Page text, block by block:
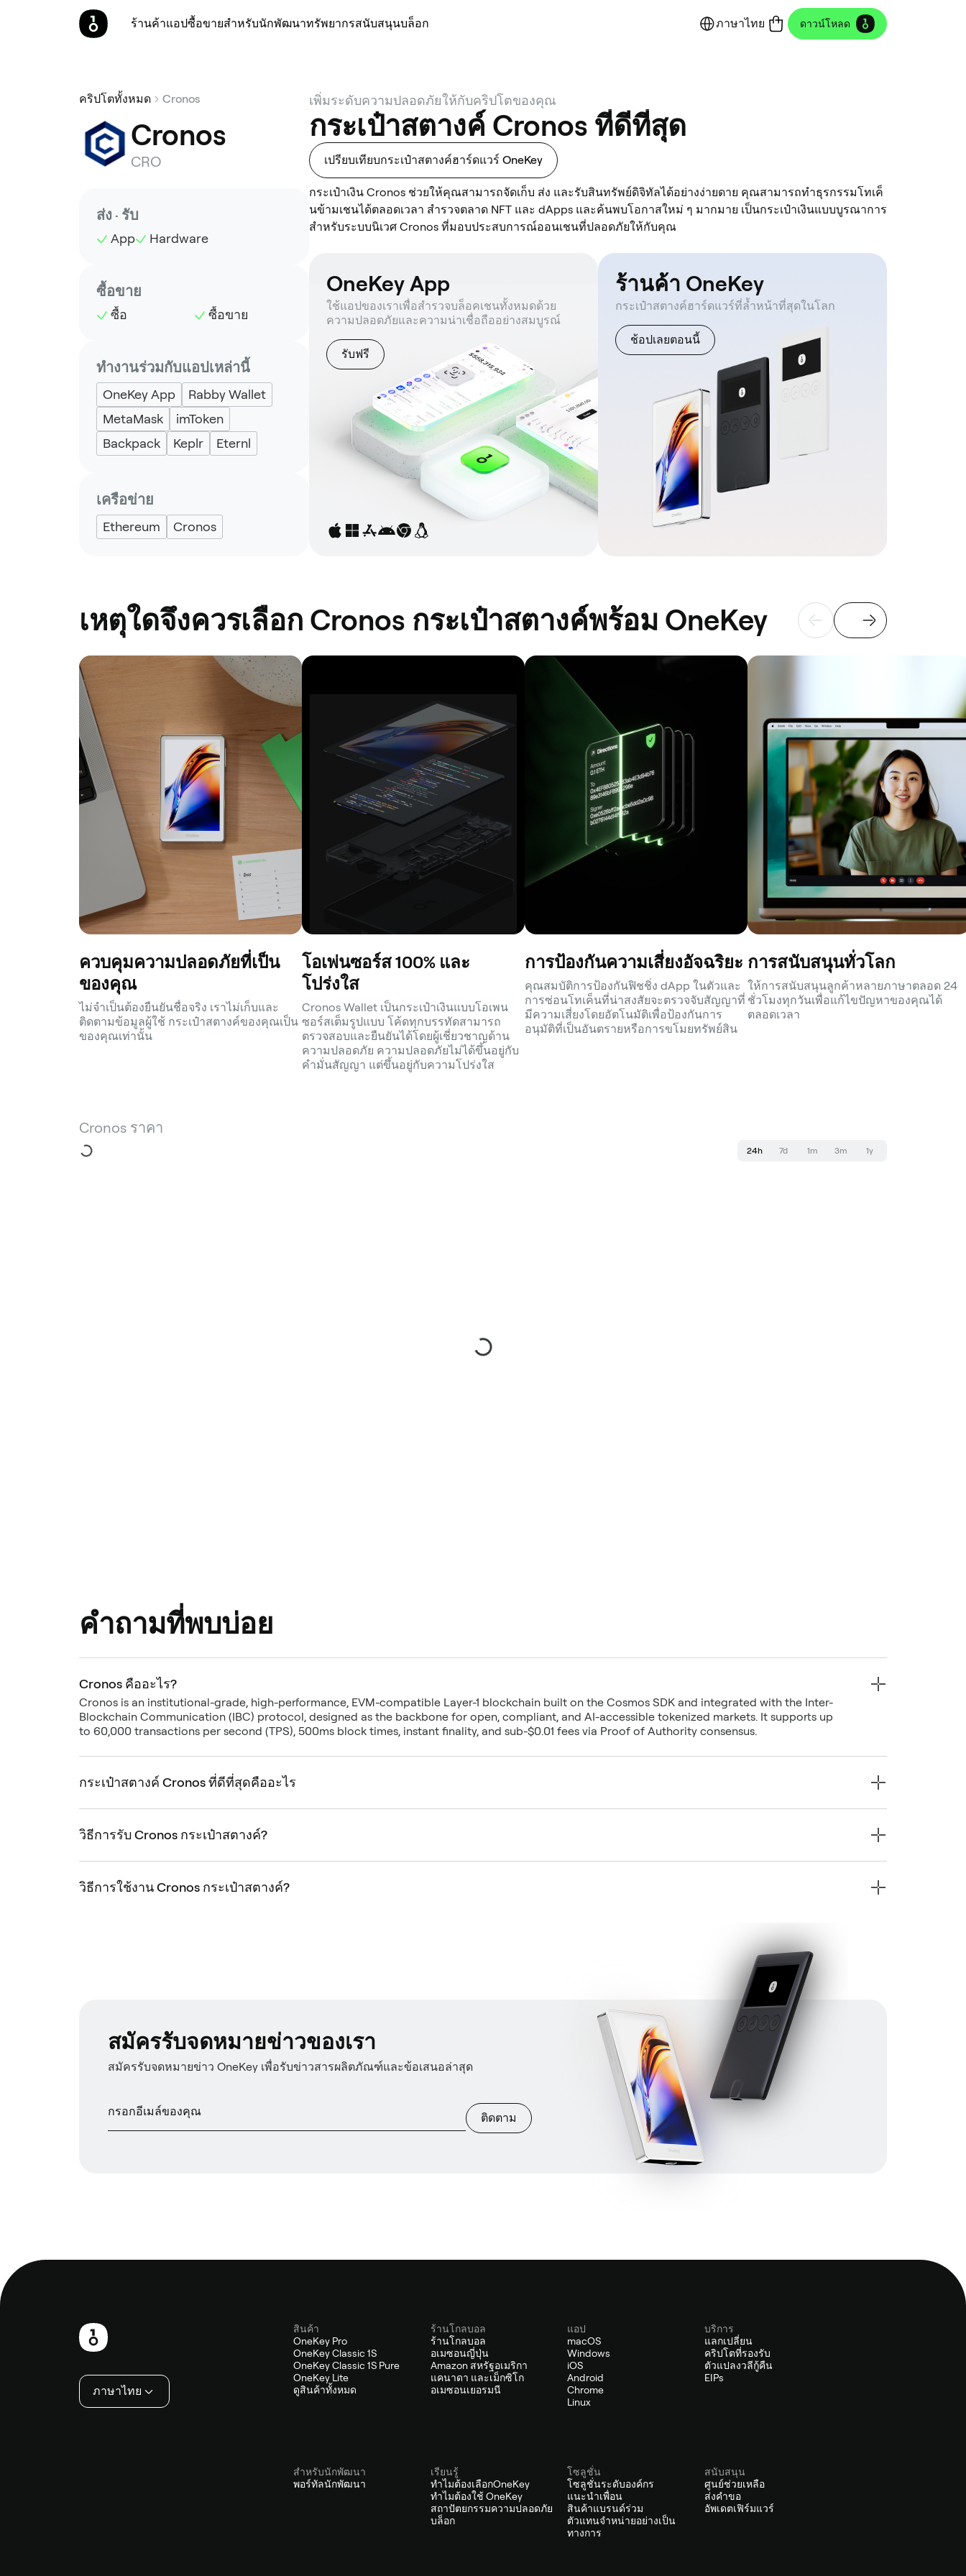
ร้านค้าแอปซื้อขายสำหรับนักพัฒนาทรัพยากรสนับสนุนบล็อก ภาษาไทย ดาวน์โหลด
คริปโตทั้งหมด Cronos
Cronos
CRO
ส่ง · รับ
App Hardware
ซื้อขาย
ซื้อ ซื้อขาย
ทำงานร่วมกับแอปเหล่านี้
OneKey App
Rabby Wallet
MetaMask
imToken
Backpack
Keplr Eternl
เครือข่าย
Ethereum Cronos
เพิ่มระดับความปลอดภัยให้กับคริปโตของคุณ
กระเป๋าสตางค์ Cronos ที่ดีที่สุด
เปรียบเทียบกระเป๋าสตางค์ฮาร์ดแวร์ OneKey
กระเป๋าเงิน Cronos ช่วยให้คุณสามารถจัดเก็บ ส่ง และรับสินทรัพย์ดิจิทัลได้อย่างง่ายดาย คุณสามารถทำธุรกรรมโทเค็
นข้ามเชนได้ตลอดเวลา สำรวจตลาด NFT และ dApps และค้นพบโอกาสใหม่ ๆ มากมาย เป็นกระเป๋าเงินแบบบูรณาการ
สำหรับระบบนิเวศ Cronos ที่มอบประสบการณ์ออนเชนที่ปลอดภัยให้กับคุณ
OneKey App
ใช้แอปของเราเพื่อสำรวจบล็อคเชนทั้งหมดด้วย
ความปลอดภัยและความน่าเชื่อถืออย่างสมบูรณ์
รับฟรี
ร้านค้า OneKey
กระเป๋าสตางค์ฮาร์ดแวร์ที่ล้ำหน้าที่สุดในโลก
ช้อปเลยตอนนี้
เหตุใดจึงควรเลือก Cronos กระเป๋าสตางค์พร้อม OneKey
ควบคุมความปลอดภัยที่เป็น
ของคุณ
ไม่จำเป็นต้องยืนยันชื่อจริง เราไม่เก็บและ
ติดตามข้อมูลผู้ใช้ กระเป๋าสตางค์ของคุณเป็น
ของคุณเท่านั้น
โอเพ่นซอร์ส 100% และ
โปร่งใส
Cronos Wallet เป็นกระเป๋าเงินแบบโอเพน
ซอร์สเต็มรูปแบบ โค้ดทุกบรรทัดสามารถ
ตรวจสอบและยืนยันได้โดยผู้เชี่ยวชาญด้าน
ความปลอดภัย ความปลอดภัยไม่ได้ขึ้นอยู่กับ
คำมั่นสัญญา แต่ขึ้นอยู่กับความโปร่งใส
การป้องกันความเสี่ยงอัจฉริยะ
คุณสมบัติการป้องกันฟิชชิ่ง dApp ในตัวและ
การซ่อนโทเค็นที่น่าสงสัยจะตรวจจับสัญญาที่
มีความเสี่ยงโดยอัตโนมัติเพื่อป้องกันการ
อนุมัติที่เป็นอันตรายหรือการขโมยทรัพย์สิน
การสนับสนุนทั่วโลก
ให้การสนับสนุนลูกค้าหลายภาษาตลอด 24
ชั่วโมงทุกวันเพื่อแก้ไขปัญหาของคุณได้
ตลอดเวลา
Cronos ราคา
24h 7d 1m 3m 1y
คำถามที่พบบ่อย
Cronos คืออะไร?
Cronos is an institutional-grade, high-performance, EVM-compatible Layer-1 blockchain built on the Cosmos SDK and integrated with the Inter-
Blockchain Communication (IBC) protocol, designed as the backbone for open, compliant, and AI-accessible tokenized markets. It supports up
to 60,000 transactions per second (TPS), 500ms block times, instant finality, and sub-$0.01 fees via Proof of Authority consensus.
กระเป๋าสตางค์ Cronos ที่ดีที่สุดคืออะไร
วิธีการรับ Cronos กระเป๋าสตางค์?
วิธีการใช้งาน Cronos กระเป๋าสตางค์?
สมัครรับจดหมายข่าวของเรา
สมัครรับจดหมายข่าว OneKey เพื่อรับข่าวสารผลิตภัณฑ์และข้อเสนอล่าสุด
ติดตาม
ภาษาไทย
สินค้า
OneKey Pro
OneKey Classic 1S
OneKey Classic 1S Pure
OneKey Lite
ดูสินค้าทั้งหมด
ร้านโกลบอล
ร้านโกลบอล
อเมซอนญี่ปุ่น
Amazon สหรัฐอเมริกา
แคนาดา และเม็กซิโก
อเมซอนเยอรมนี
แอป
macOS
Windows
iOS
Android
Chrome
Linux
บริการ
แลกเปลี่ยน
คริปโตที่รองรับ
ตัวแปลงวลีกู้คืน
EIPs
สำหรับนักพัฒนา
พอร์ทัลนักพัฒนา
เรียนรู้
ทำไมต้องเลือกOneKey
ทำไมต้องใช้ OneKey
สถาปัตยกรรมความปลอดภัย
บล็อก
โซลูชั่น
โซลูชั่นระดับองค์กร
แนะนำเพื่อน
สินค้าแบรนด์ร่วม
ตัวแทนจำหน่ายอย่างเป็น
ทางการ
สนับสนุน
ศูนย์ช่วยเหลือ
ส่งคำขอ
อัพเดตเฟิร์มแวร์